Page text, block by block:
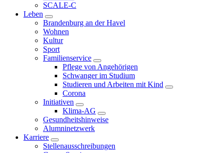
SCALE-C
Leben
Brandenburg an der Havel
Wohnen
Kultur
Sport
Familienservice
Pflege von Angehörigen
Schwanger im Studium
Studieren und Arbeiten mit Kind
Corona
Initiativen
Klima-AG
Gesundheitshinweise
Alumninetzwerk
Karriere
Stellenausschreibungen